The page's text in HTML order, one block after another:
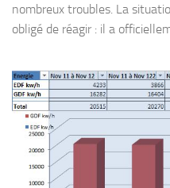
nombreux troubles. La
obligé de réagir : il a